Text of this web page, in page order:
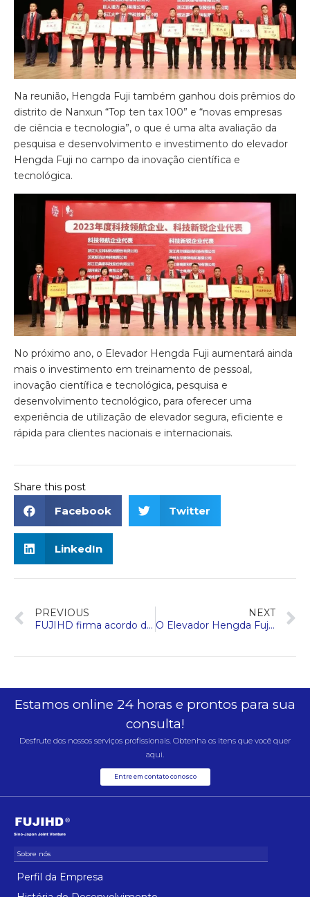
Na reunião, Hengda Fuji também ganhou dois prêmios do
distrito de Nanxun “Top ten tax 100” e “novas empresas
de ciência e tecnologia”, o que é uma alta avaliação da
pesquisa e desenvolvimento e investimento do elevador
Hengda Fuji no campo da inovação científica e
tecnológica.
No próximo ano, o Elevador Hengda Fuji aumentará ainda
mais o investimento em treinamento de pessoal,
inovação científica e tecnológica, pesquisa e
desenvolvimento tecnológico, para oferecer uma
experiência de utilização de elevador segura, eficiente e
rápida para clientes nacionais e internacionais.
Share this post
Facebook Twitter
LinkedIn
PREVIOUS
FUJIHD firma acordo de colaboração estratégica com a Itália
NEXT
O Elevador Hengda Fuji fez uma aparição maravilhosa na Interlift 2023 Germany International Elevator Exhibition
Estamos online 24 horas e prontos para sua
consulta!
Desfrute dos nossos serviços profissionais. Obtenha os itens que você quer
aqui.
Entre em contato conosco
Perfil da Empresa